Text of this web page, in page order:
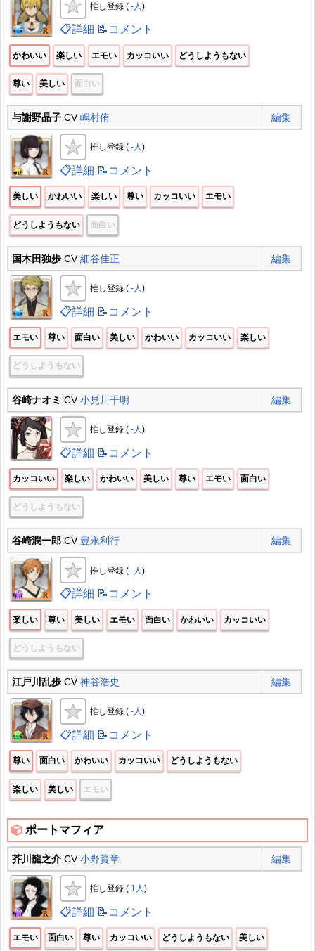
推し登録 ( -人 )
📋詳細 📝コメント
かわいい 楽しい エモい カッコいい どうしようもない
尊い 美しい 面白い
与謝野晶子CV嶋村侑 編集
推し登録 ( -人)
📋詳細 📝コメント
美しい かわいい 楽しい 尊い カッコいい エモい
どうしようもない 面白い
国木田独歩CV細谷佳正 編集
推し登録 ( -人)
📋詳細 📝コメント
エモい 尊い 面白い 美しい かわいい カッコいい 楽しい
どうしようもない
谷崎ナオミ CV小見川千明 編集
推し登録 ( -人)
📋詳細 📝コメント
カッコいい 楽しい かわいい 美しい 尊い エモい 面白い
どうしようもない
谷崎潤一郎CV 豊永利行 編集
推し登録 ( -人 )
📋詳細 📝コメント
楽しい 尊い 美しい エモい 面白い かわいい カッコいい
どうしようもない
江戸川乱歩CV神谷浩史 編集
推し登録 ( -人)
📋詳細 📝コメント
尊い 面白い かわいい カッコいい どうしようもない
楽しい 美しい エモい
ポートマフィア
芥川龍之介CV小野賢章 編集
推し登録 ( 1人)
📋詳細 📝コメント
エモい 面白い 尊い カッコいい どうしようもない 美しい